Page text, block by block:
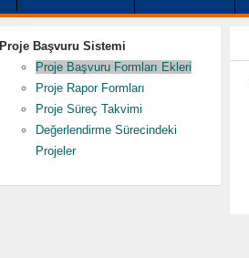
Proje Başvuru Sistemi
Proje Başvuru Formları Ekleri
Proje Rapor Formları
Proje Süreç Takvimi
Değerlendirme Sürecindeki
Projeler